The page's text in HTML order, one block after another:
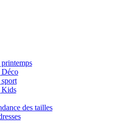
Déco
Kids
des tailles